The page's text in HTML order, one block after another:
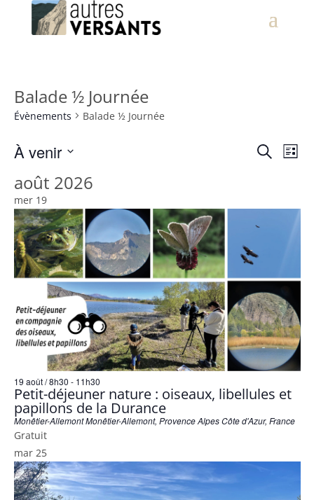
Balade ½ Journée
Évènements Balade ½ Journée
vues
Recherche
de
Liste
À venir
une
date.
août 2026
mer 19
19 août / 8h30 - 11h30
Petit-déjeuner nature : oiseaux, libellules et
papillons de la Durance
Monêtier-AllemontMonêtier-Allemont, Provence Alpes Côte d'Azur, France
Gratuit
mar 25